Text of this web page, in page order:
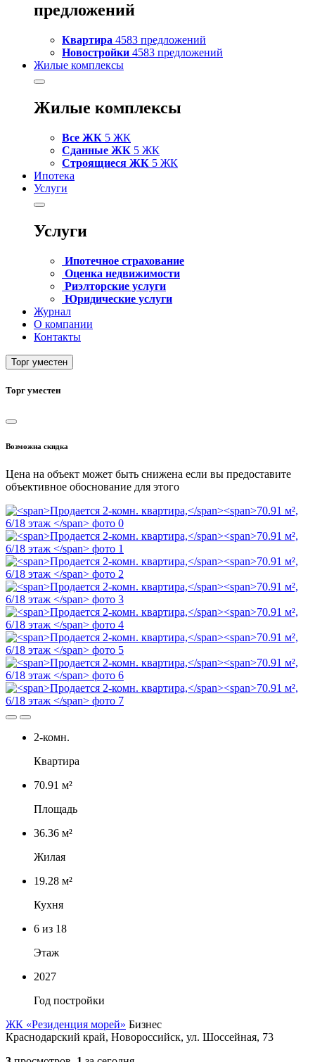
предложений
Квартира 4583 предложений
Новостройки 4583 предложений
Жилые комплексы
Жилые комплексы
Все ЖК 5 ЖК
Сданные ЖК 5 ЖК
Строящиеся ЖК 5 ЖК
Ипотека
Услуги
Услуги
Ипотечное страхование
Оценка недвижимости
Риэлторские услуги
Юридические услуги
Журнал
О компании
Контакты
Торг уместен
Торг уместен
Возможна скидка
Цена на объект может быть снижена если вы предоставите
объективное обоснование для этого
2-комн.
Квартира
70.91 м²
Площадь
36.36 м²
Жилая
19.28 м²
Кухня
6 из 18
Этаж
2027
Год постройки
ЖК «Резиденция морей» Бизнес
Краснодарский край, Новороссийск, ул. Шоссейная, 73